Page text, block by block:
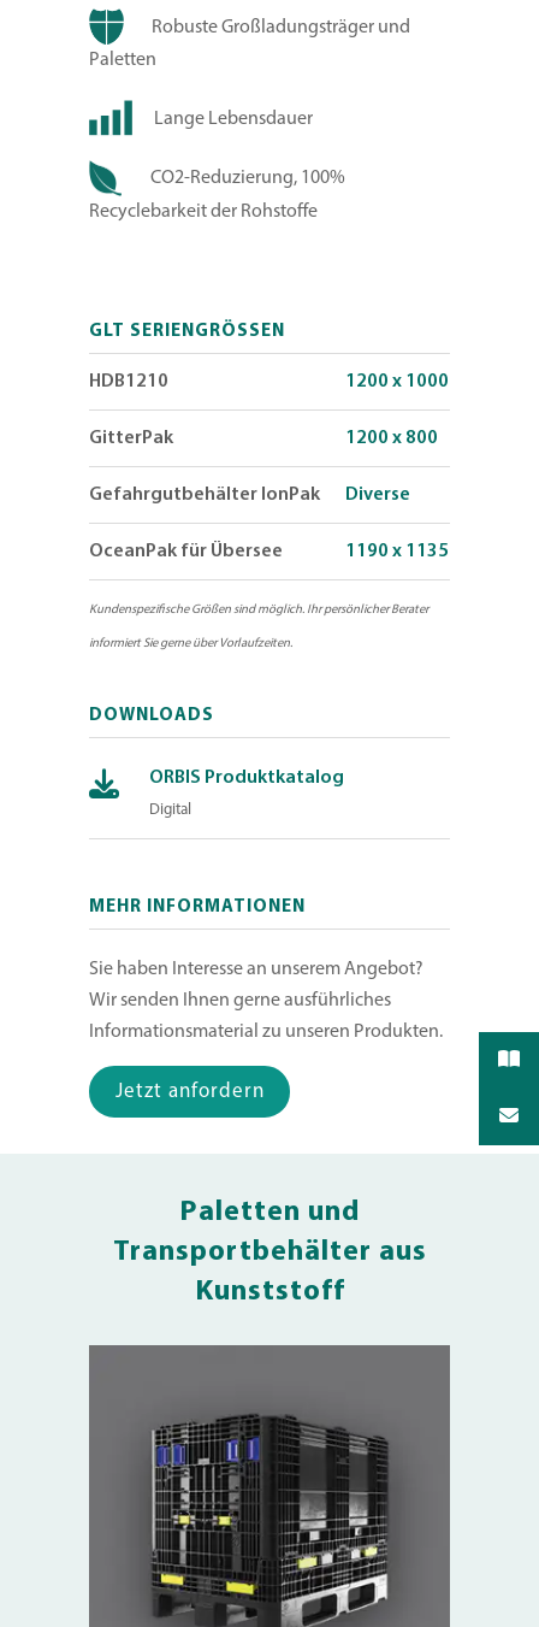
Robuste Großladungsträger und
Paletten
Lange Lebensdauer
CO2-Reduzierung, 100%
Recyclebarkeit der Rohstoffe
GLT SERIENGRÖSSEN
HDB1210 1200 x 1000
GitterPak 1200 x 800
Gefahrgutbehälter IonPak Diverse
OceanPak für Übersee 1190 x 1135
Kundenspezifische Größen sind möglich. Ihr persönlicher Berater
informiert Sie gerne über Vorlaufzeiten.
DOWNLOADS
ORBIS Produktkatalog
Digital
MEHR INFORMATIONEN
Sie haben Interesse an unserem Angebot?
Wir senden Ihnen gerne ausführliches
Informationsmaterial zu unseren Produkten.
Jetzt anfordern
Paletten und
Transportbehälter aus
Kunststoff